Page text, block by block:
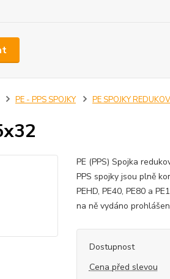
PE - PPS SPOJKY PE SPOJKY
PE (PPS) Spojka
PPS spojky jsou plně
PEHD, PE40, PE80 a
na ně vydáno
Dostupnost
Cena před slevou